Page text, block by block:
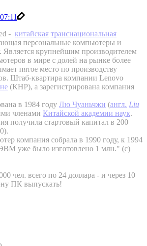
- китайская транснациональная
персональные компьютеры и
Является крупнейшим производителем
в мире с долей на рынке более
пятое место по производству
Штаб-квартира компании Lenovo
(КНР), а зарегистрирована компания
в 1984 году Лю Чуаньчжи (англ. Liu
членами Китайской академии наук.
получила стартовый капитал в 200
компания собрала в 1990 году, к 1994
уже было изготовлено 1 млн." (с)
чел. всего по 24 доллара - и через 10
ПК выпускать!